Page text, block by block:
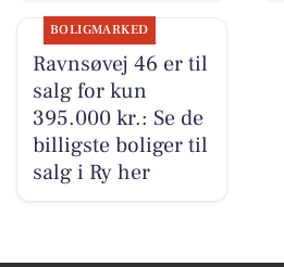
BOLIGMARKED
Ravnsøvej 46 er til
salg for kun
395.000 kr.: Se de
billigste boliger til
salg i Ry her